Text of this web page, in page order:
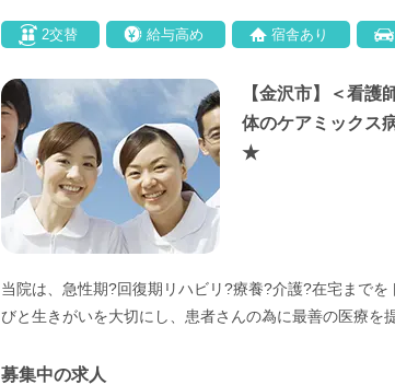
2交替 給与高め 宿舎あり
【金沢市】＜看
体のケアミックス
★
当院は、急性期?回復期リハビリ?療養?介護?在宅まで
びと生きがいを大切にし、患者さんの為に最善の医療を
募集中の求人